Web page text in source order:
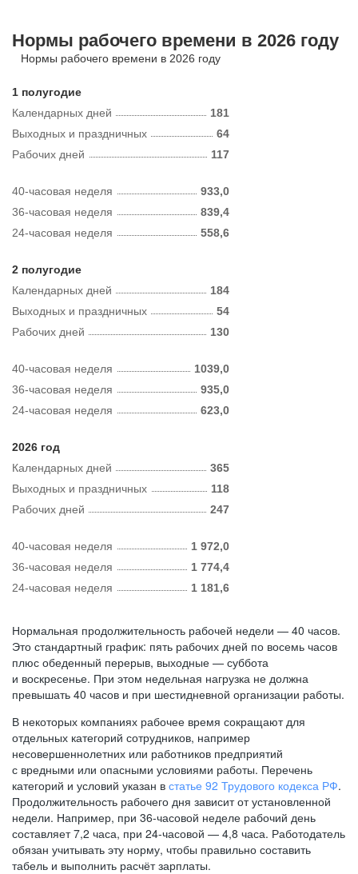
Нормы рабочего времени в 2026 году
Нормы рабочего времени в 2026 году
1 полугодие
Календарных дней
181
Рабочих дней 117
Выходных и праздничных 64
40-часовая неделя
933,0
36-часовая неделя
839,4
24-часовая неделя
558,6
2 полугодие
Календарных дней
184
Рабочих дней 130
Выходных и праздничных 54
40-часовая неделя
1039,0
36-часовая неделя
935,0
24-часовая неделя
623,0
2026 год
Календарных дней
365
Рабочих дней 247
Выходных и праздничных 118
40-часовая неделя
1 972,0
36-часовая неделя
1 774,4
24-часовая неделя
1 181,6
Нормальная продолжительность рабочей недели — 40 часов.
Это стандартный график: пять рабочих дней по восемь часов
плюс обеденный перерыв, выходные — суббота
и воскресенье. При этом недельная нагрузка не должна
превышать 40 часов и при шестидневной организации работы.
В некоторых компаниях рабочее время сокращают для
отдельных категорий сотрудников, например
несовершеннолетних или работников предприятий
с вредными или опасными условиями работы. Перечень
категорий и условий указан в статье 92 Трудового кодекса РФ.
Продолжительность рабочего дня зависит от установленной
недели. Например, при 36-часовой неделе рабочий день
составляет 7,2 часа, при 24-часовой — 4,8 часа. Работодатель
обязан учитывать эту норму, чтобы правильно составить
табель и выполнить расчёт зарплаты.